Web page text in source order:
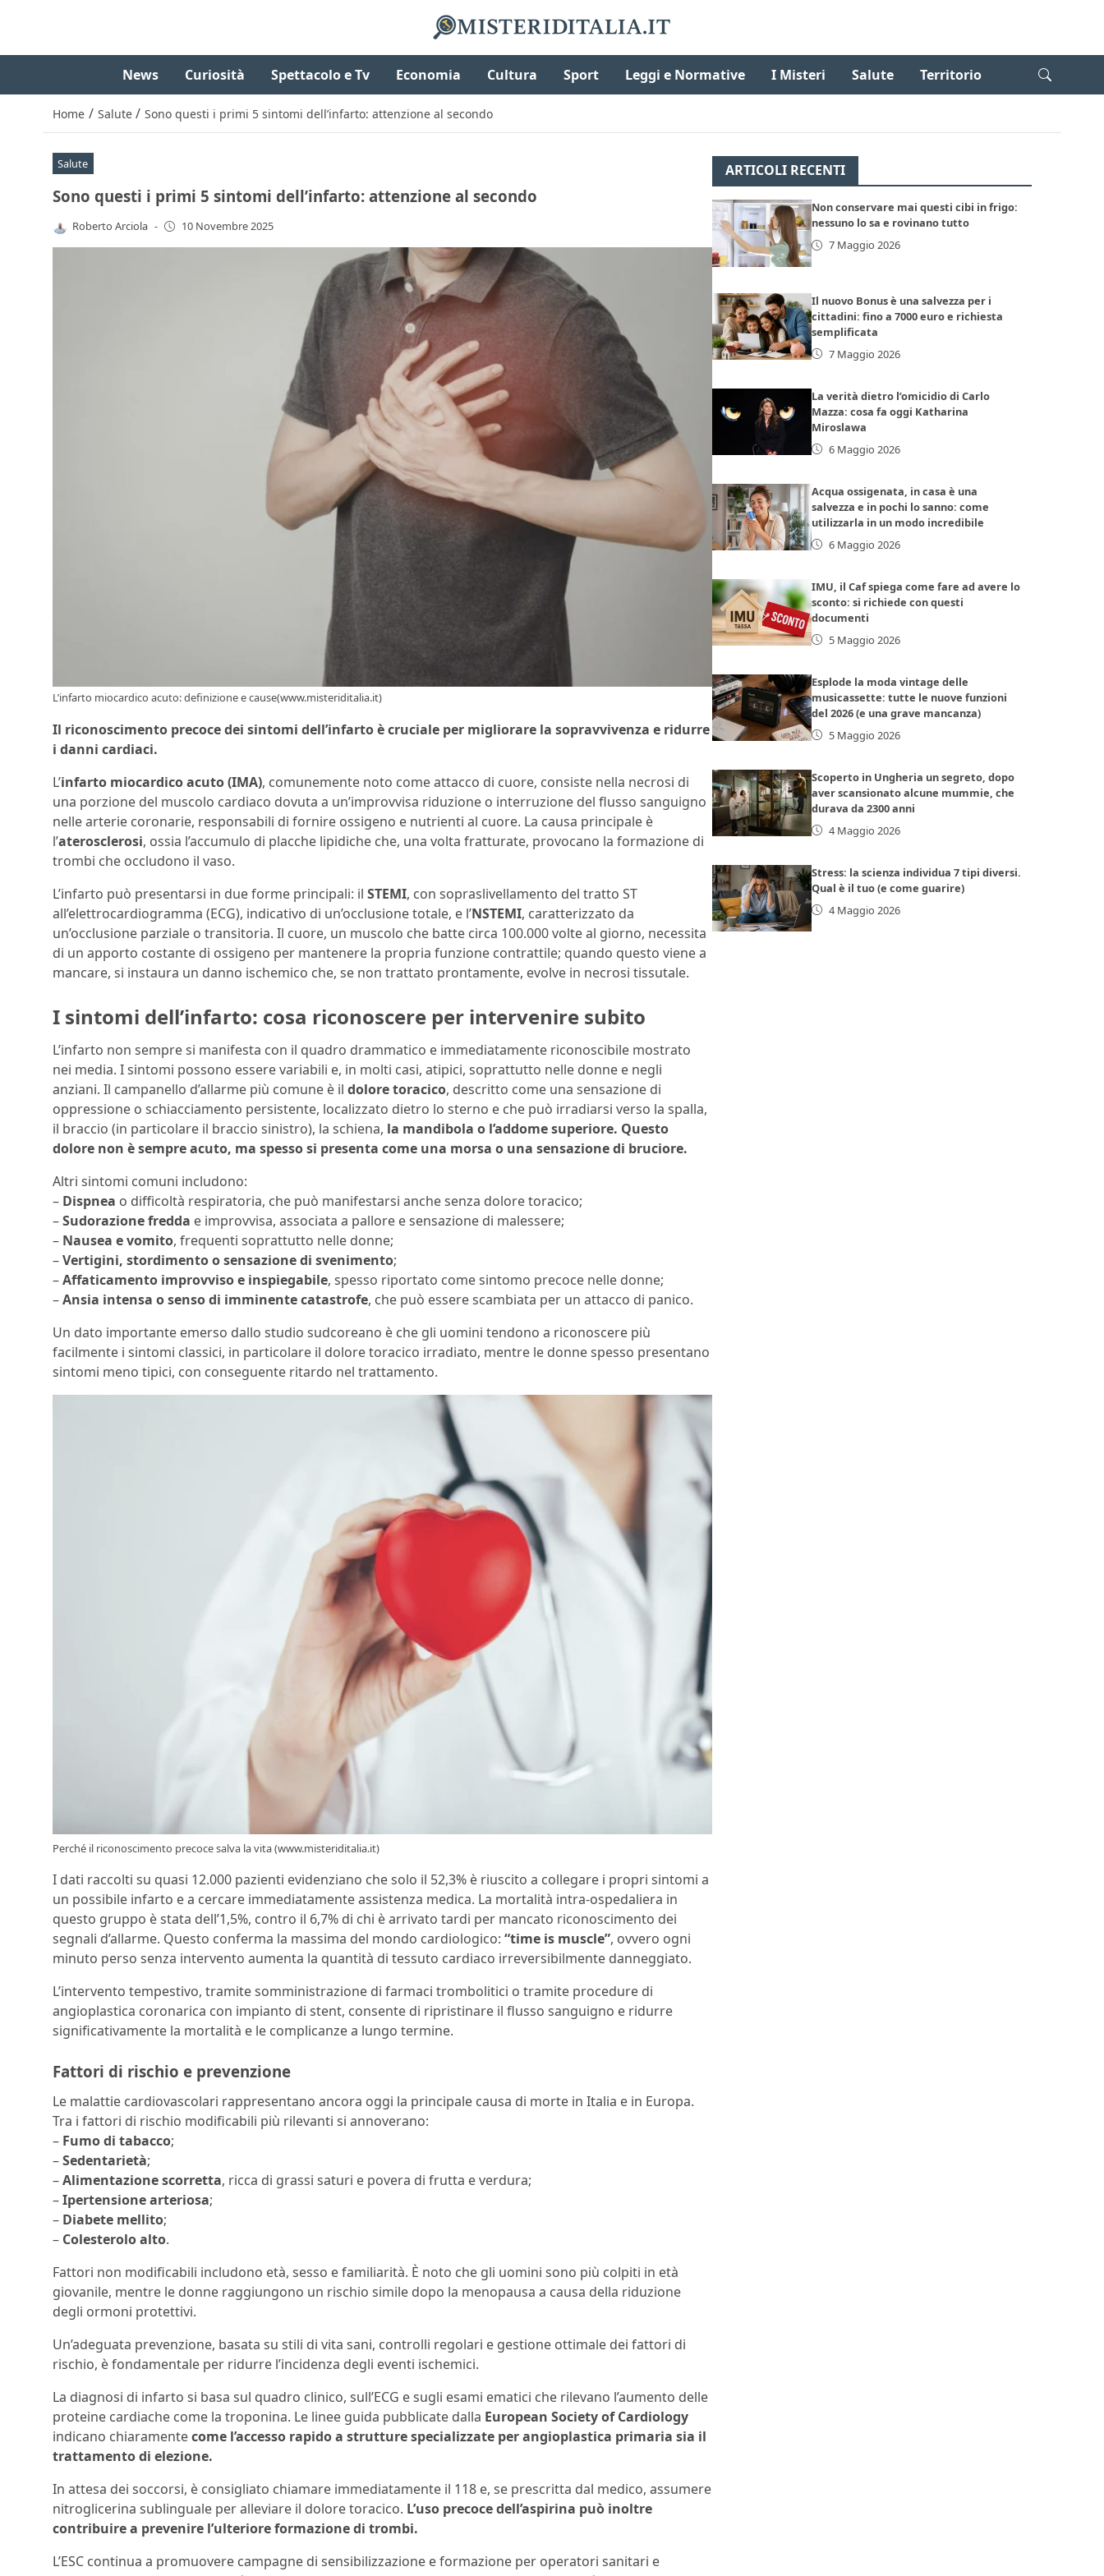
News Curiosità Spettacolo e Tv Economia Cultura Sport Leggi e Normative I Misteri Salute Territorio
Home / Salute / Sono questi i primi 5 sintomi dell’infarto: attenzione al secondo
Salute
Sono questi i primi 5 sintomi dell’infarto: attenzione al secondo
Roberto Arciola - 10 Novembre 2025
L’infarto miocardico acuto: definizione e cause(www.misteriditalia.it)
Il riconoscimento precoce dei sintomi dell’infarto è cruciale per migliorare la sopravvivenza e ridurre
i danni cardiaci.
L’infarto miocardico acuto (IMA), comunemente noto come attacco di cuore, consiste nella necrosi di
una porzione del muscolo cardiaco dovuta a un’improvvisa riduzione o interruzione del flusso sanguigno
nelle arterie coronarie, responsabili di fornire ossigeno e nutrienti al cuore. La causa principale è
l’aterosclerosi, ossia l’accumulo di placche lipidiche che, una volta fratturate, provocano la formazione di
trombi che occludono il vaso.
L’infarto può presentarsi in due forme principali: il STEMI, con sopraslivellamento del tratto ST
all’elettrocardiogramma (ECG), indicativo di un’occlusione totale, e l’NSTEMI, caratterizzato da
un’occlusione parziale o transitoria. Il cuore, un muscolo che batte circa 100.000 volte al giorno, necessita
di un apporto costante di ossigeno per mantenere la propria funzione contrattile; quando questo viene a
mancare, si instaura un danno ischemico che, se non trattato prontamente, evolve in necrosi tissutale.
I sintomi dell’infarto: cosa riconoscere per intervenire subito
L’infarto non sempre si manifesta con il quadro drammatico e immediatamente riconoscibile mostrato
nei media. I sintomi possono essere variabili e, in molti casi, atipici, soprattutto nelle donne e negli
anziani. Il campanello d’allarme più comune è il dolore toracico, descritto come una sensazione di
oppressione o schiacciamento persistente, localizzato dietro lo sterno e che può irradiarsi verso la spalla,
il braccio (in particolare il braccio sinistro), la schiena, la mandibola o l’addome superiore. Questo
dolore non è sempre acuto, ma spesso si presenta come una morsa o una sensazione di bruciore.
Altri sintomi comuni includono:
– Dispnea o difficoltà respiratoria, che può manifestarsi anche senza dolore toracico;
–Sudorazione fredda e improvvisa, associata a pallore e sensazione di malessere;
– Nausea e vomito, frequenti soprattutto nelle donne;
–Vertigini, stordimento o sensazione di svenimento;
–Affaticamento improvviso e inspiegabile, spesso riportato come sintomo precoce nelle donne;
–Ansia intensa o senso di imminente catastrofe, che può essere scambiata per un attacco di panico.
Un dato importante emerso dallo studio sudcoreano è che gli uomini tendono a riconoscere più
facilmente i sintomi classici, in particolare il dolore toracico irradiato, mentre le donne spesso presentano
sintomi meno tipici, con conseguente ritardo nel trattamento.
Perché il riconoscimento precoce salva la vita (www.misteriditalia.it)
I dati raccolti su quasi 12.000 pazienti evidenziano che solo il 52,3% è riuscito a collegare i propri sintomi a
un possibile infarto e a cercare immediatamente assistenza medica. La mortalità intra-ospedaliera in
questo gruppo è stata dell’1,5%, contro il 6,7% di chi è arrivato tardi per mancato riconoscimento dei
segnali d’allarme. Questo conferma la massima del mondo cardiologico: “time is muscle”, ovvero ogni
minuto perso senza intervento aumenta la quantità di tessuto cardiaco irreversibilmente danneggiato.
L’intervento tempestivo, tramite somministrazione di farmaci trombolitici o tramite procedure di
angioplastica coronarica con impianto di stent, consente di ripristinare il flusso sanguigno e ridurre
significativamente la mortalità e le complicanze a lungo termine.
Fattori di rischio e prevenzione
Le malattie cardiovascolari rappresentano ancora oggi la principale causa di morte in Italia e in Europa.
Tra i fattori di rischio modificabili più rilevanti si annoverano:
– Fumo di tabacco;
–Sedentarietà;
–Alimentazione scorretta, ricca di grassi saturi e povera di frutta e verdura;
–Ipertensione arteriosa;
– Diabete mellito;
– Colesterolo alto.
Fattori non modificabili includono età, sesso e familiarità. È noto che gli uomini sono più colpiti in età
giovanile, mentre le donne raggiungono un rischio simile dopo la menopausa a causa della riduzione
degli ormoni protettivi.
Un’adeguata prevenzione, basata su stili di vita sani, controlli regolari e gestione ottimale dei fattori di
rischio, è fondamentale per ridurre l’incidenza degli eventi ischemici.
La diagnosi di infarto si basa sul quadro clinico, sull’ECG e sugli esami ematici che rilevano l’aumento delle
proteine cardiache come la troponina. Le linee guida pubblicate dalla European Society of Cardiology
indicano chiaramentecome l’accesso rapido a strutture specializzate per angioplastica primaria sia il
trattamento di elezione.
In attesa dei soccorsi, è consigliato chiamare immediatamente il 118 e, se prescritta dal medico, assumere
nitroglicerina sublinguale per alleviare il dolore toracico. L’uso precoce dell’aspirina può inoltre
contribuire a prevenire l’ulteriore formazione di trombi.
L’ESC continua a promuovere campagne di sensibilizzazione e formazione per operatori sanitari e
ARTICOLI RECENTI
Non conservare mai questi cibi in frigo:
nessuno lo sa e rovinano tutto
7 Maggio 2026
Il nuovo Bonus è una salvezza per i
cittadini: fino a 7000 euro e richiesta
semplificata
7 Maggio 2026
La verità dietro l’omicidio di Carlo
Mazza: cosa fa oggi Katharina
Miroslawa
6 Maggio 2026
Acqua ossigenata, in casa è una
salvezza e in pochi lo sanno: come
utilizzarla in un modo incredibile
6 Maggio 2026
IMU, il Caf spiega come fare ad avere lo
sconto: si richiede con questi
documenti
5 Maggio 2026
Esplode la moda vintage delle
musicassette: tutte le nuove funzioni
del 2026 (e una grave mancanza)
5 Maggio 2026
Scoperto in Ungheria un segreto, dopo
aver scansionato alcune mummie, che
durava da 2300 anni
4 Maggio 2026
Stress: la scienza individua 7 tipi diversi.
Qual è il tuo (e come guarire)
4 Maggio 2026